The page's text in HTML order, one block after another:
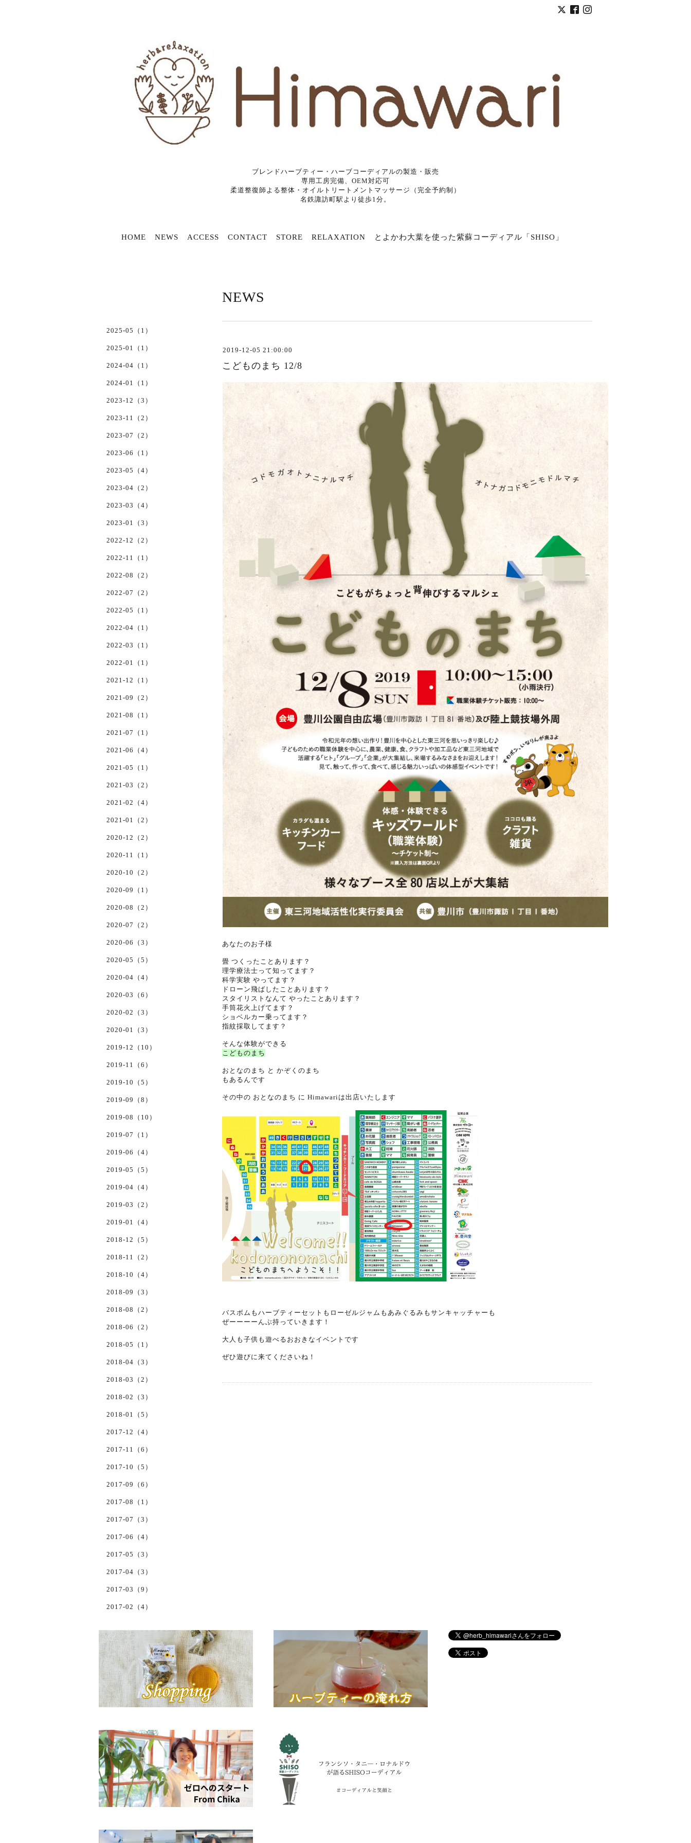
ブレンドハーブティー・ハーブコーディアルの製造・販売
専用工房完備、OEM対応可
柔道整復師よる整体・オイルトリートメントマッサージ（完全予約制）
名鉄諏訪町駅より徒歩1分。
HOME NEWS ACCESS CONTACT STORE RELAXATION とよかわ大葉を使った紫蘇コーディアル「SHISO」
NEWS
2019-12-05 21:00:00
こどものまち 12/8
あなたのお子様
畳 つくったことあります？
理学療法士って知ってます？
科学実験 やってます？
ドローン飛ばしたことあります？
スタイリストなんて やったことあります？
手筒花火上げてます？
ショベルカー乗ってます？
指紋採取してます？
そんな体験ができる
こどものまち
おとなのまち と かぞくのまち
もあるんです
その中の おとなのまち に Himawariは出店いたします
バスボムもハーブティーセットもローゼルジャムもあみぐるみもサンキャッチャーも
ぜーーーーんぶ持っていきます！
大人も子供も遊べるおおきなイベントです
ぜひ遊びに来てくださいね！
2025-05（1）
2025-01（1）
2024-04（1）
2024-01（1）
2023-12（3）
2023-11（2）
2023-07（2）
2023-06（1）
2023-05（4）
2023-04（2）
2023-03（4）
2023-01（3）
2022-12（2）
2022-11（1）
2022-08（2）
2022-07（2）
2022-05（1）
2022-04（1）
2022-03（1）
2022-01（1）
2021-12（1）
2021-09（2）
2021-08（1）
2021-07（1）
2021-06（4）
2021-05（1）
2021-03（2）
2021-02（4）
2021-01（2）
2020-12（2）
2020-11（1）
2020-10（2）
2020-09（1）
2020-08（2）
2020-07（2）
2020-06（3）
2020-05（5）
2020-04（4）
2020-03（6）
2020-02（3）
2020-01（3）
2019-12（10）
2019-11（6）
2019-10（5）
2019-09（8）
2019-08（10）
2019-07（1）
2019-06（4）
2019-05（5）
2019-04（4）
2019-03（2）
2019-01（4）
2018-12（5）
2018-11（2）
2018-10（4）
2018-09（3）
2018-08（2）
2018-06（2）
2018-05（1）
2018-04（3）
2018-03（2）
2018-02（3）
2018-01（5）
2017-12（4）
2017-11（6）
2017-10（5）
2017-09（6）
2017-08（1）
2017-07（3）
2017-06（4）
2017-05（3）
2017-04（3）
2017-03（9）
2017-02（4）